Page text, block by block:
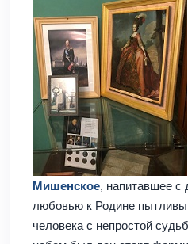
Мишенское, напитавшее с
любовью к Родине
человека с непростой